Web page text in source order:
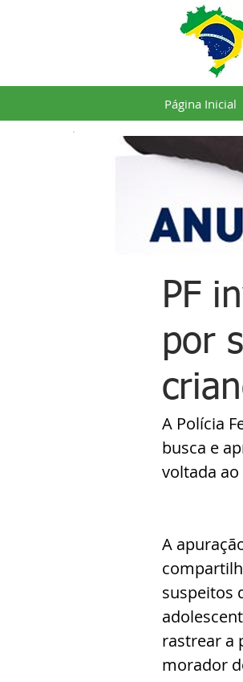
Página Inicial
PF
por
A Polícia
busca e
voltada
A
suspeitos
rastrear a
morador